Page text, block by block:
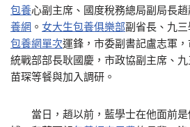
包養心副主席、國度稅務總局副局長
養網 。 女大生包養俱樂部副省長、九
包養網單次運鋒，市委副書記盧志軍，
統戰部部長耿國慶，市政協副主席、
苗琛等餐與加入調研。
當日，趙以前，藍學士在他面前是